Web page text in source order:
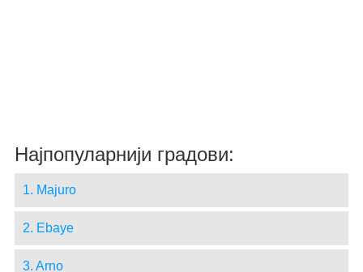
Најпопуларнији градови:
1. Majuro
2. Ebaye
3. Arno